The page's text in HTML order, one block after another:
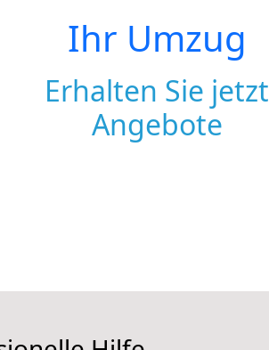
Ihr Umzug
Erhalten Sie jetzt
Angebote